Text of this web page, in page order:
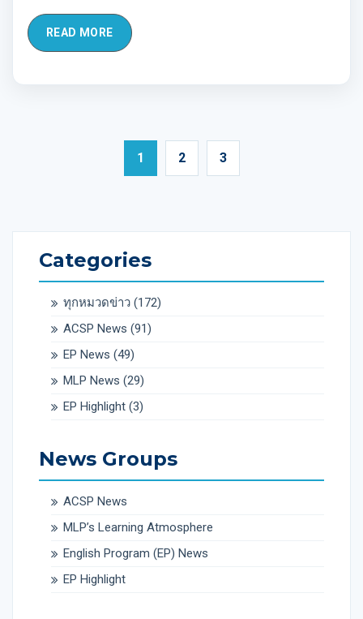
ร่วมพิธีอย่างพร้อมเพรียง
READ MORE
1 2 3
Categories
ทุกหมวดข่าว (172)
ACSP News (91)
EP News (49)
MLP News (29)
EP Highlight (3)
News Groups
ACSP News
MLP’s Learning Atmosphere
English Program (EP) News
EP Highlight